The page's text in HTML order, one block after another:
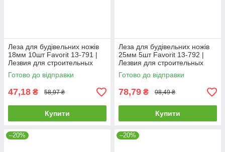
Леза для будівельних ножів
18мм 10шт Favorit 13-791 |
Лезвия для строительных
ножей 18мм 10шт Favorit
Готово до відправки
47,18 ₴ 58,97 ₴
Купити
Леза для будівельних ножів
25мм 5шт Favorit 13-792 |
Лезвия для строительных
ножей 25мм 5шт Favorit
Готово до відправки
78,79 ₴ 98,49 ₴
Купити
–20% –20%